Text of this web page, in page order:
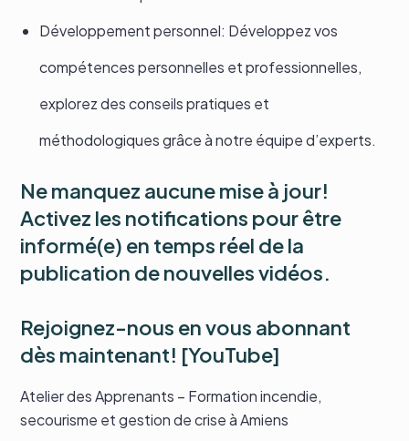
Développement personnel: Développez vos
compétences personnelles et professionnelles,
explorez des conseils pratiques et
méthodologiques grâce à notre équipe d’experts.
Ne manquez aucune mise à jour!
Activez les notifications pour être
informé(e) en temps réel de la
publication de nouvelles vidéos.
Rejoignez-nous en vous abonnant
dès maintenant! [YouTube]
Atelier des Apprenants – Formation incendie,
secourisme et gestion de crise à Amiens